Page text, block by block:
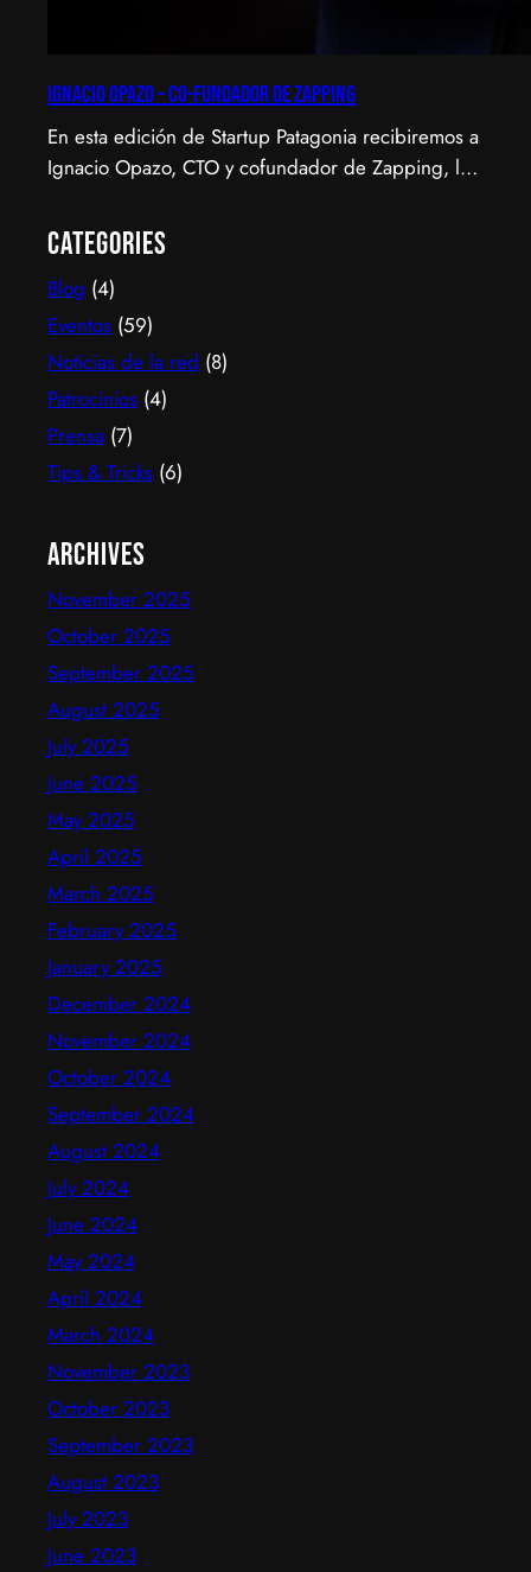
Ignacio Opazo – Co-Fundador de Zapping
En esta edición de Startup Patagonia recibiremos a
Ignacio Opazo, CTO y cofundador de Zapping, la
que América Latina ve televisión. ​Zapping nació
con una idea simple y potente: ofrecer una
experiencia de TV por internet fluida, sin
decodificadores ni contratos, y hoy suma más de
600…
Categories
Blog (4)
Eventos (59)
Noticias de la red (8)
Patrocinios (4)
Prensa (7)
Tips & Tricks (6)
Archives
November 2025
October 2025
September 2025
August 2025
July 2025
June 2025
May 2025
April 2025
March 2025
February 2025
January 2025
December 2024
November 2024
October 2024
September 2024
August 2024
July 2024
June 2024
May 2024
April 2024
March 2024
November 2023
October 2023
September 2023
August 2023
July 2023
June 2023